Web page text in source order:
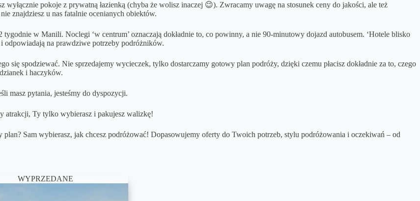
wyłącznie pokoje z prywatną łazienką (chyba że wolisz inaczej 😉). Zwracamy uwagę na stosunek ceny do jakości, ale też
znajdziesz u nas fatalnie ocenianych obiektów.
w Manili. Noclegi ‘w centrum’ oznaczają dokładnie to, co powinny, a nie 90-minutowy dojazd autobusem. ‘Hotele blisko
odpowiadają na prawdziwe potrzeby podróżników.
się spodziewać. Nie sprzedajemy wycieczek, tylko dostarczamy gotowy plan podróży, dzięki czemu płacisz dokładnie za to, czego
i haczyków.
masz pytania, jesteśmy do dyspozycji.
atrakcji, Ty tylko wybierasz i pakujesz walizkę!
Sam wybierasz, jak chcesz podróżować! Dopasowujemy oferty do Twoich potrzeb, stylu podróżowania i oczekiwań – od
WYPRZEDANE